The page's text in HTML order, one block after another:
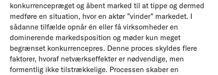
konkurrencepræget og åbent marked til at tippe og dermed
medføre en situation, hvor en aktør ”vinder” markedet. I
sådanne tilfælde opnår én eller få virksomheder en
dominerende markedsposition og møder kun meget
begrænset konkurrencepres. Denne proces skyldes flere
faktorer, hvoraf netværkseffekter er nødvendige, men
formentlig ikke tilstrækkelige. Processen skaber en